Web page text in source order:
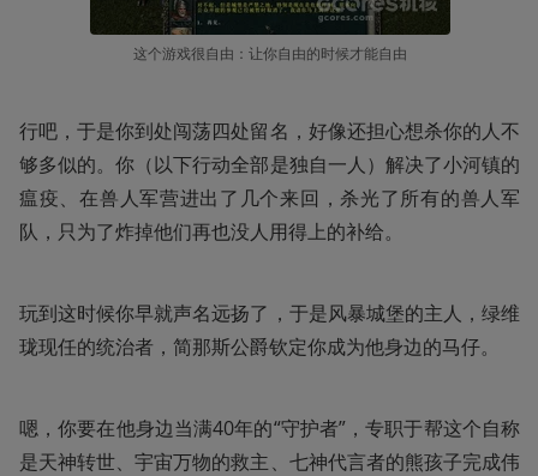
这个游戏很自由：让你自由的时候才能自由
行吧，于是你到处闯荡四处留名，好像还担心想杀你的人不
够多似的。你（以下行动全部是独自一人）解决了小河镇的
瘟疫、在兽人军营进出了几个来回，杀光了所有的兽人军
队，只为了炸掉他们再也没人用得上的补给。
玩到这时候你早就声名远扬了，于是风暴城堡的主人，绿维
珑现任的统治者，简那斯公爵钦定你成为他身边的马仔。
嗯，你要在他身边当满40年的“守护者”，专职于帮这个自称
是天神转世、宇宙万物的救主、七神代言者的熊孩子完成伟